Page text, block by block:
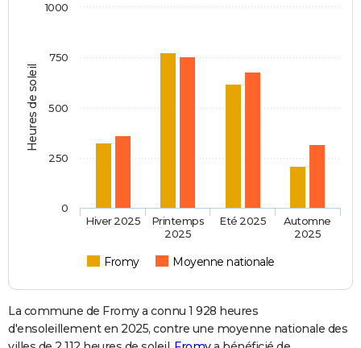
Heures de soleil
Fromy Moyenne nationale
Hiver 2025
Printemps
2025
Eté 2025
Automne
2025
0
1000
250
500
750
La commune de Fromy a connu 1 928 heures
d'ensoleillement en 2025, contre une moyenne nationale des